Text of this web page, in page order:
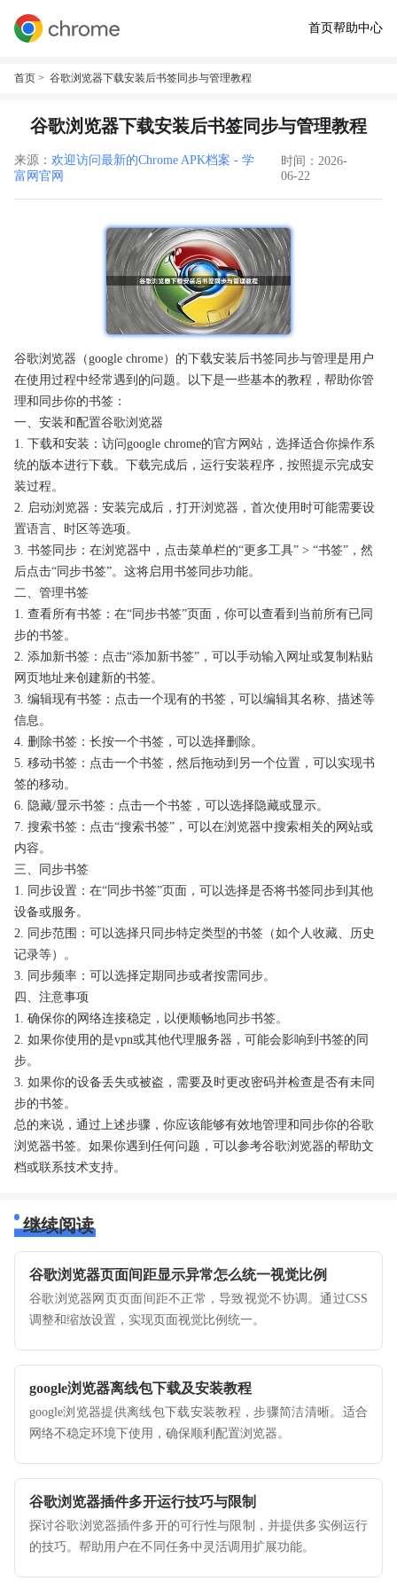
首页帮助中心
首页 > 谷歌浏览器下载安装后书签同步与管理教程
谷歌浏览器下载安装后书签同步与管理教程
来源： 欢迎访问最新的Chrome APK档案 - 学
富网官网
时间：2026-
06-22
谷歌浏览器（google chrome）的下载安装后书签同步与管理是用户
在使用过程中经常遇到的问题。以下是一些基本的教程，帮助你管
理和同步你的书签：
一、安装和配置谷歌浏览器
1. 下载和安装：访问google chrome的官方网站，选择适合你操作系
统的版本进行下载。下载完成后，运行安装程序，按照提示完成安
装过程。
2. 启动浏览器：安装完成后，打开浏览器，首次使用时可能需要设
置语言、时区等选项。
3. 书签同步：在浏览器中，点击菜单栏的“更多工具” > “书签”，然
后点击“同步书签”。这将启用书签同步功能。
二、管理书签
1. 查看所有书签：在“同步书签”页面，你可以查看到当前所有已同
步的书签。
2. 添加新书签：点击“添加新书签”，可以手动输入网址或复制粘贴
网页地址来创建新的书签。
3. 编辑现有书签：点击一个现有的书签，可以编辑其名称、描述等
信息。
4. 删除书签：长按一个书签，可以选择删除。
5. 移动书签：点击一个书签，然后拖动到另一个位置，可以实现书
签的移动。
6. 隐藏/显示书签：点击一个书签，可以选择隐藏或显示。
7. 搜索书签：点击“搜索书签”，可以在浏览器中搜索相关的网站或
内容。
三、同步书签
1. 同步设置：在“同步书签”页面，可以选择是否将书签同步到其他
设备或服务。
2. 同步范围：可以选择只同步特定类型的书签（如个人收藏、历史
记录等）。
3. 同步频率：可以选择定期同步或者按需同步。
四、注意事项
1. 确保你的网络连接稳定，以便顺畅地同步书签。
2. 如果你使用的是vpn或其他代理服务器，可能会影响到书签的同
步。
3. 如果你的设备丢失或被盗，需要及时更改密码并检查是否有未同
步的书签。
总的来说，通过上述步骤，你应该能够有效地管理和同步你的谷歌
浏览器书签。如果你遇到任何问题，可以参考谷歌浏览器的帮助文
档或联系技术支持。
继续阅读
谷歌浏览器页面间距显示异常怎么统一视觉比例
谷歌浏览器网页页面间距不正常，导致视觉不协调。通过CSS
调整和缩放设置，实现页面视觉比例统一。
google浏览器离线包下载及安装教程
google浏览器提供离线包下载安装教程，步骤简洁清晰。适合
网络不稳定环境下使用，确保顺利配置浏览器。
谷歌浏览器插件多开运行技巧与限制
探讨谷歌浏览器插件多开的可行性与限制，并提供多实例运行
的技巧。帮助用户在不同任务中灵活调用扩展功能。